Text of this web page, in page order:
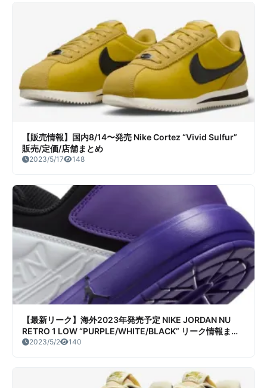
【販売情報】国内8/14〜発売 Nike Cortez “Vivid Sulfur”
販売/定価/店舗まとめ
2023/5/17 148
【最新リーク】海外2023年発売予定 NIKE JORDAN NU
RETRO 1 LOW “PURPLE/WHITE/BLACK” リーク情報まと
め2023/5/2 140